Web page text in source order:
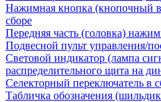
Нажимная кнопка (кнопочный
сборе
Передняя часть (головка)
Подвесной пульт управления/
Световой индикатор (лампа
распределительного щита на
Селекторный переключатель в
Табличка обозначения